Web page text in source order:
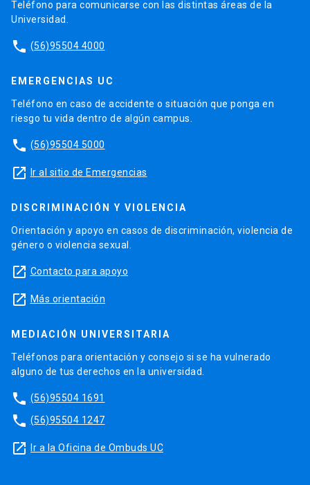
Teléfono para comunicarse con las distintas áreas de la
Universidad.
phone (56)95504 4000
EMERGENCIAS UC
Teléfono en caso de accidente o situación que ponga en
riesgo tu vida dentro de algún campus.
phone (56)95504 5000
launch Ir al sitio de Emergencias
DISCRIMINACIÓN Y VIOLENCIA
Orientación y apoyo en casos de discriminación, violencia de
género o violencia sexual.
launch Contacto para apoyo
launch Más orientación
MEDIACIÓN UNIVERSITARIA
Teléfonos para orientación y consejo si se ha vulnerado
alguno de tus derechos en la universidad.
phone (56)95504 1691
phone (56)95504 1247
launch Ir a la Oficina de Ombuds UC